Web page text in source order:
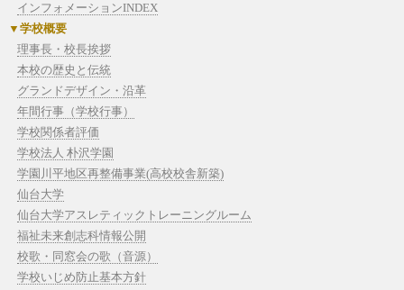
インフォメーションINDEX
学校概要
理事長・校長挨拶
本校の歴史と伝統
グランドデザイン・沿革
年間行事（学校行事）
学校関係者評価
学校法人 朴沢学園
学園川平地区再整備事業(高校校舎新築)
仙台大学
仙台大学アスレティックトレーニングルーム
福祉未来創志科情報公開
校歌・同窓会の歌（音源）
学校いじめ防止基本方針